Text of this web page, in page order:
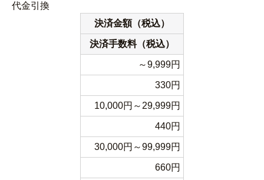
代金引換
決済金額（税込）
決済手数料（税込）
～9,999円
330円
10,000円～29,999円
440円
30,000円～99,999円
660円